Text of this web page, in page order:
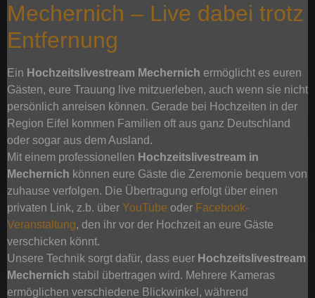
Mechernich – Live dabei trotz
Entfernung
Ein Hochzeitslivestream Mechernich ermöglicht es euren
Gästen, eure Trauung live mitzuerleben, auch wenn sie nicht
persönlich anreisen können. Gerade bei Hochzeiten in der
Region Eifel kommen Familien oft aus ganz Deutschland
oder sogar aus dem Ausland.
Mit einem professionellen Hochzeitslivestream in
Mechernich können eure Gäste die Zeremonie bequem von
zuhause verfolgen. Die Übertragung erfolgt über einen
privaten Link, z.b. über YouTube oder Facebook-
Veranstaltung, den ihr vor der Hochzeit an eure Gäste
verschicken könnt.
Unsere Technik sorgt dafür, dass euer Hochzeitslivestream
Mechernich stabil übertragen wird. Mehrere Kameras
ermöglichen verschiedene Blickwinkel, während